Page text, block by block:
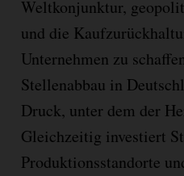
Weltkonjunktur,
und die
Unternehmen zu
Stellenabbau in
Druck, unter dem der
Gleichzeitig investiert
Produktionsstandorte